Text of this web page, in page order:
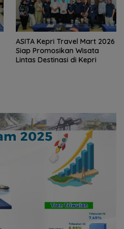
ASITA Kepri Travel Mart 2026
Siap Promosikan Wisata
Lintas Destinasi di Kepri